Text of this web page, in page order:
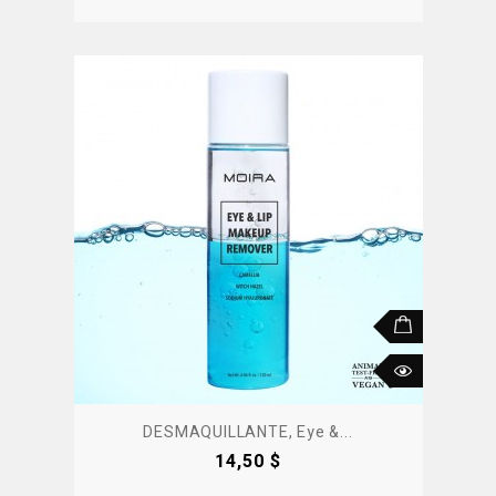
DESMAQUILLANTE, Eye &...
Precio
14,50 $